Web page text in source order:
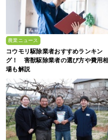
農業ニュース
コウモリ駆除業者おすすめランキン
グ！ 害獣駆除業者の選び方や費用相
場も解説